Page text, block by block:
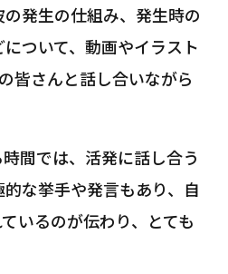
発生の仕組み、発生時の
ついて、動画やイラスト
皆さんと話し合いながら
間では、活発に話し合う
な挙手や発言もあり、自
いるのが伝わり、とても